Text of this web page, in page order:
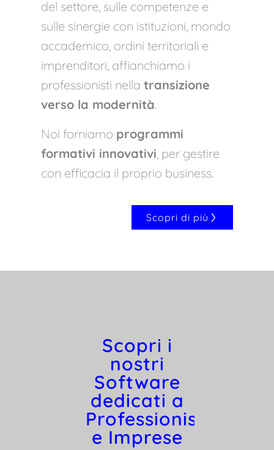
del settore, sulle competenze e
sulle sinergie con istituzioni, mondo
accademico, ordini territoriali e
imprenditori, affianchiamo i
professionisti nellatransizione
verso la modernità.
Noi forniamo programmi
formativi innovativi , per gestire
con efficacia il proprio business.
Scopri di più
Scopri i
nostri
Software
dedicati a
Professionisti
e Imprese